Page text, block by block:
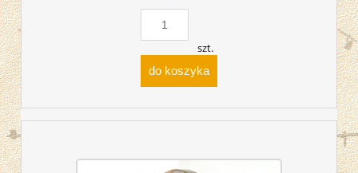
szt.
do koszyka